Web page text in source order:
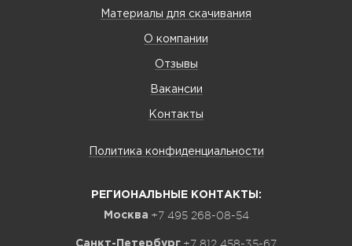
Материалы для скачивания
О компании
Отзывы
Вакансии
Контакты
Политика конфиденциальности
РЕГИОНАЛЬНЫЕ КОНТАКТЫ:
Москва +7 495 268-08-54
Санкт-Петербург